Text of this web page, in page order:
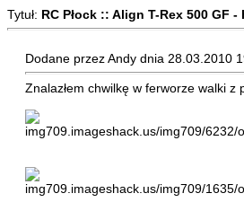
Tytuł: RC Płock :: Align T-Rex 500 GF -
Dodane przez Andy dnia 28.03.2010
Znalazłem chwilkę w ferworze walki